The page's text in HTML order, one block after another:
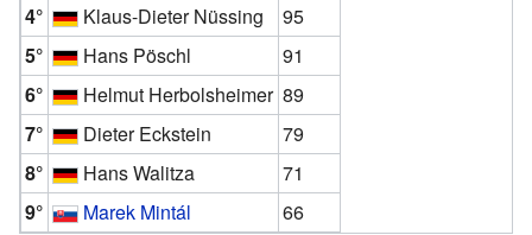
4°
Klaus-Dieter Nüssing
95
5°
Hans Pöschl
91
6°
Helmut Herbolsheimer 89
7°
Dieter Eckstein
79
8°
Hans Walitza
71
9°
Marek Mintál 66